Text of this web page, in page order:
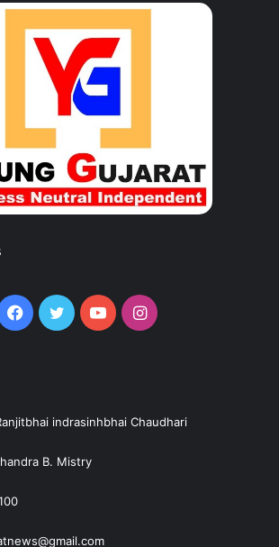
Facebook
TwitterYouTubeInstagram
indrasinhbhai Chaudhari
B. Mistry